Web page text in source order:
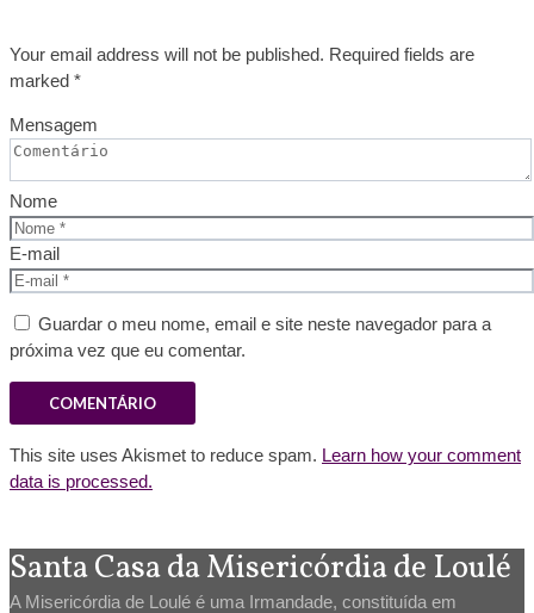
Your email address will not be published. Required fields are
marked *
Mensagem
Nome
E-mail
Guardar o meu nome, email e site neste navegador para a
próxima vez que eu comentar.
This site uses Akismet to reduce spam. Learn how your comment
data is processed.
Santa Casa da Misericórdia de Loulé
A Misericórdia de Loulé é uma Irmandade, constituída em